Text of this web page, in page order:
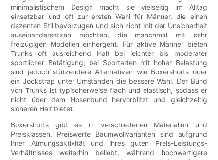
minimalistischem Design macht sie vielseitig im Alltag
einsetzbar und oft zur ersten Wahl für Männer, die einen
dezenten Stil bevorzugen und sich nicht mit der Unsicherheit
auseinandersetzen möchten, die manchmal mit sehr
freizügigen Modellen einhergeht. Für aktive Männer bieten
Trunks oft ausreichend Halt bei leichter bis moderater
sportlicher Betätigung; bei Sportarten mit hoher Belastung
sind jedoch stützendere Alternativen wie Boxershorts oder
ein Jockstrap unter Umständen die bessere Wahl. Der Bund
von Trunks ist typischerweise flach und elastisch, sodass er
nicht über dem Hosenbund hervorblitzt und gleichzeitig
sicheren Halt bietet.
Boxershorts gibt es in verschiedenen Materialien und
Preisklassen. Preiswerte Baumwollvarianten sind aufgrund
ihrer Atmungsaktivität und ihres guten Preis-Leistungs-
Verhältnisses weiterhin beliebt, während hochwertigere